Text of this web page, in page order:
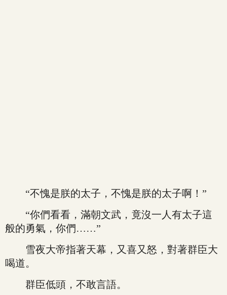
“不愧是朕的太子，不愧是朕的太子啊！”
“你們看看，滿朝文武，竟沒一人有太子這
般的勇氣，你們……”
雪夜大帝指著天幕，又喜又怒，對著群臣大
喝道。
群臣低頭，不敢言語。